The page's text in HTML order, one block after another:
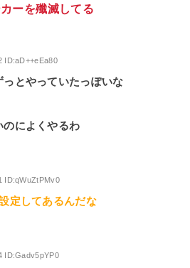
ーを殲滅してる
ID:aD++eEa80
とやっていたっぽいな
のによくやるわ
ID:qWuZtPMv0
定してあるんだな
ID:Gadv5pYP0